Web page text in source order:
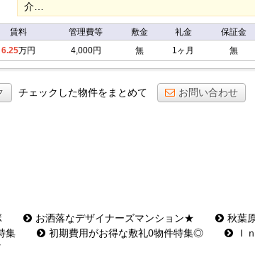
介…
賃料 管理費等 敷金 礼金 保証金
6.25万円 4,000円 無 1ヶ月 無
チェックした物件をまとめて お問い合わせ
お洒落なデザイナーズマンション★
秋葉
集 初期費用がお得な敷礼0物件特集◎
Ｉ